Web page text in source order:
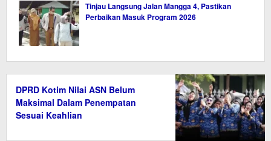
Tinjau Langsung Jalan Mangga 4, Pastikan
Perbaikan Masuk Program 2026
DPRD Kotim Nilai ASN Belum
Maksimal Dalam Penempatan
Sesuai Keahlian